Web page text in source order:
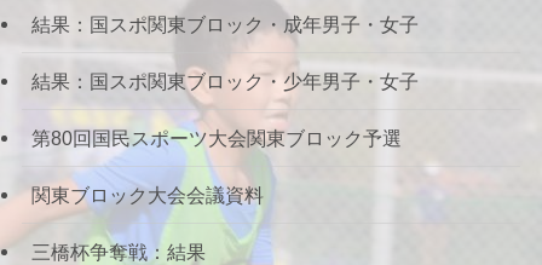
結果：国スポ関東ブロック・成年男子・女子
結果：国スポ関東ブロック・少年男子・女子
第80回国民スポーツ大会関東ブロック予選
関東ブロック大会会議資料
三橋杯争奪戦：結果